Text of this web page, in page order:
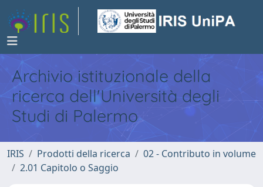
Archivio istituzionale della
ricerca dell'Università degli
Studi di Palermo
IRIS Prodotti della ricerca
02 - Contributo in volume
2.01 Capitolo o Saggio